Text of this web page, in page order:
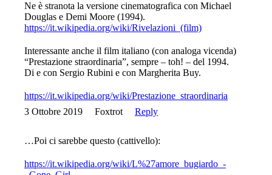
Ne è stranota la versione cinematografica con Michael
Douglas e Demi Moore (1994).
https://it.wikipedia.org/wiki/Rivelazioni_(film)
Interessante anche il film italiano (con analoga vicenda)
“Prestazione straordinaria”, sempre – toh! – del 1994.
Di e con Sergio Rubini e con Margherita Buy.
https://it.wikipedia.org/wiki/Prestazione_straordinaria
3 Ottobre 2019
Foxtrot Reply
…Poi ci sarebbe questo (cattivello):
https://it.wikipedia.org/wiki/L%27amore_bugiardo_-